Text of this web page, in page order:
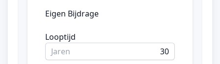
Eigen Bijdrage
Looptijd
Jaren